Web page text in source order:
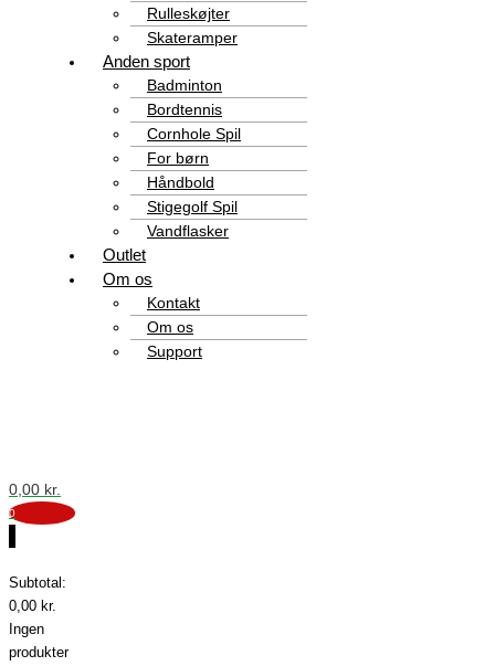
Rulleskøjter
Skateramper
Anden sport
Badminton
Bordtennis
Cornhole Spil
For børn
Håndbold
Stigegolf Spil
Vandflasker
Outlet
Om os
Kontakt
Om os
Support
0,00 kr.
0
Subtotal:
0,00 kr.
Ingen
produkter